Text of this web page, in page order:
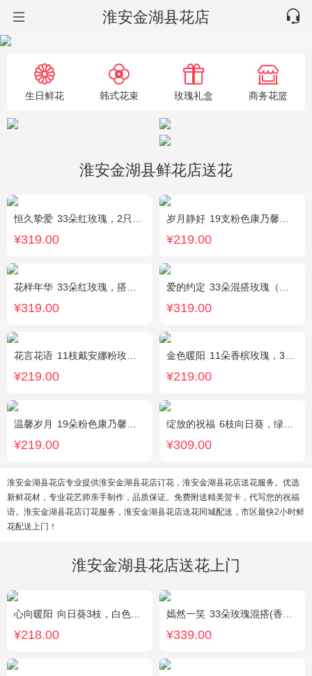
淮安金湖县花店
生日鲜花 韩式花束 玫瑰礼盒 商务花篮
淮安金湖县鲜花店送花
恒久挚爱 33朵红玫瑰，2只可爱小熊，相思豆搭配
¥319.00
岁月静好 19支粉色康乃馨，1枝白色多头百合，搭配满天星、黄莺装饰。
¥219.00
花样年华 33朵红玫瑰，搭配适量石竹梅外围。
¥319.00
爱的约定 33朵混搭玫瑰（粉戴安娜，香槟玫瑰，红玫瑰），相思梅、绿叶搭配
¥319.00
花言花语 11枝戴安娜粉玫瑰，2枝多头白百合，白色相思梅、栀子叶搭配
¥219.00
金色暖阳 11朵香槟玫瑰，3朵向日葵，桔梗、满天星混搭
¥219.00
温馨岁月 19朵粉色康乃馨，粉色满天星搭配
¥219.00
绽放的祝福 6枝向日葵，绿色桔梗、尤加利搭配
¥309.00
淮安金湖县花店专业提供淮安金湖县花店订花，淮安金湖县花店送花服务。优选
新鲜花材，专业花艺师亲手制作，品质保证。免费附送精美贺卡，代写您的祝福
语。淮安金湖县花店订花服务，淮安金湖县花店送花同城配送，市区最快2小时鲜
花配送上门！
淮安金湖县花店送花上门
心向暖阳 向日葵3枝，白色洋桔梗0.5扎，绿色小雏菊2枝，雪柳0.1扎
¥218.00
嫣然一笑 33朵玫瑰混搭(香槟玫瑰+红玫瑰)，桔梗、配花、绿叶
¥339.00